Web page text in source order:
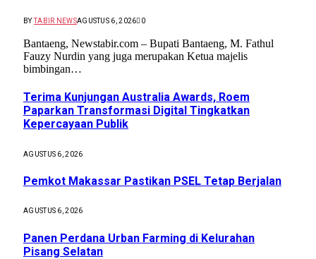
BY TABIR NEWSAGUSTUS 6, 2026 0
Bantaeng, Newstabir.com – Bupati Bantaeng, M. Fathul
Fauzy Nurdin yang juga merupakan Ketua majelis
bimbingan…
Terima Kunjungan Australia Awards, Roem
Paparkan Transformasi Digital Tingkatkan
Kepercayaan Publik
AGUSTUS 6, 2026
Pemkot Makassar Pastikan PSEL Tetap Berjalan
AGUSTUS 6, 2026
Panen Perdana Urban Farming di Kelurahan
Pisang Selatan